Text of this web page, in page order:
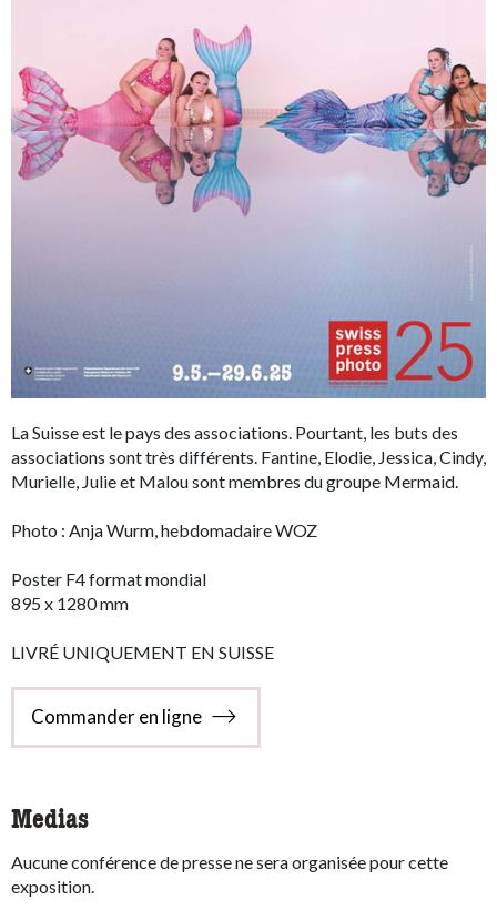
La Suisse est le pays des associations. Pourtant, les buts des
associations sont très différents. Fantine, Elodie, Jessica, Cindy,
Murielle, Julie et Malou sont membres du groupe Mermaid.
Photo : Anja Wurm, hebdomadaire WOZ
Poster F4 format mondial
895 x 1280 mm
LIVRÉ UNIQUEMENT EN SUISSE
Commander en ligne
Medias
Aucune conférence de presse ne sera organisée pour cette
exposition.